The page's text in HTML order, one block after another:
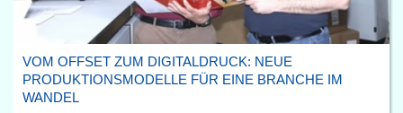
VOM OFFSET ZUM DIGITALDRUCK: NEUE
PRODUKTIONSMODELLE FÜR EINE BRANCHE IM
WANDEL